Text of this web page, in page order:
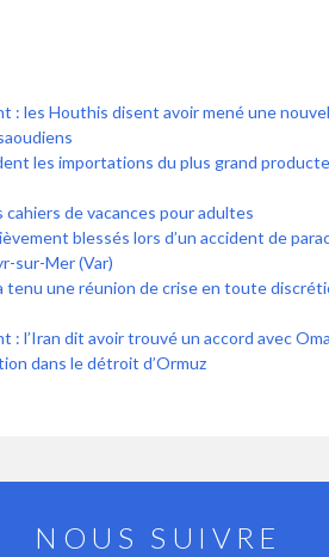
: les Houthis disent avoir mené une
les importations du plus grand
de vacances pour adultes
blessés lors d’un accident de
sur-Mer (Var)
tenu une réunion de crise en toute
: l’Iran dit avoir trouvé un accord avec
dans le détroit d’Ormuz
NOUS SUIVRE